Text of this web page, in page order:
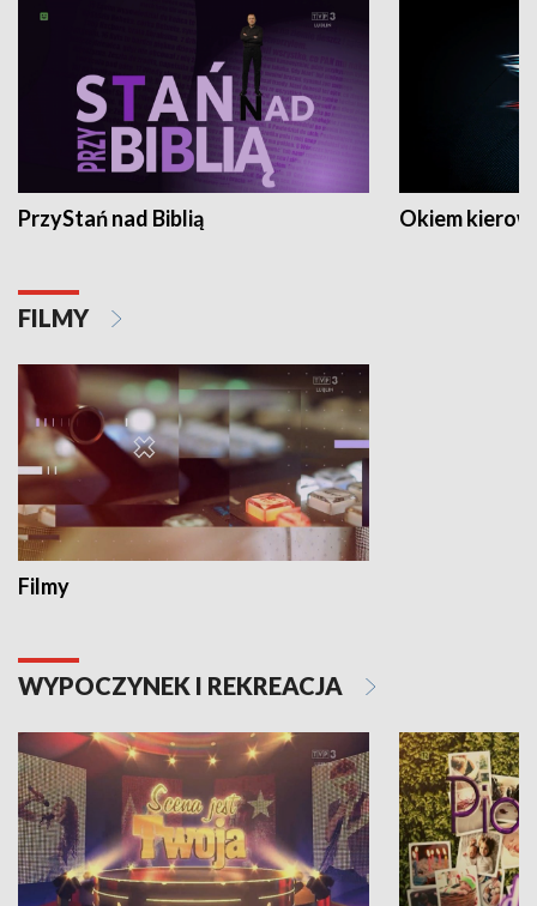
PrzyStań nad Biblią Okiem
FILMY
Filmy
WYPOCZYNEK I REKREACJA